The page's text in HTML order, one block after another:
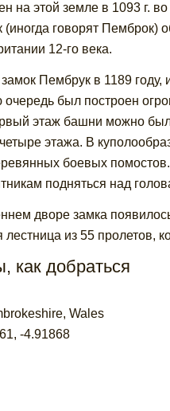
на этой земле в 1093 г.
говорят Пемброк)
12-го века.
Пембрук в 1189 году,
был построен
этаж башни можно
этажа. В
боевых
подняться над
дворе замка
из 55 пролетов,
как добраться
Wales
, -4.91868